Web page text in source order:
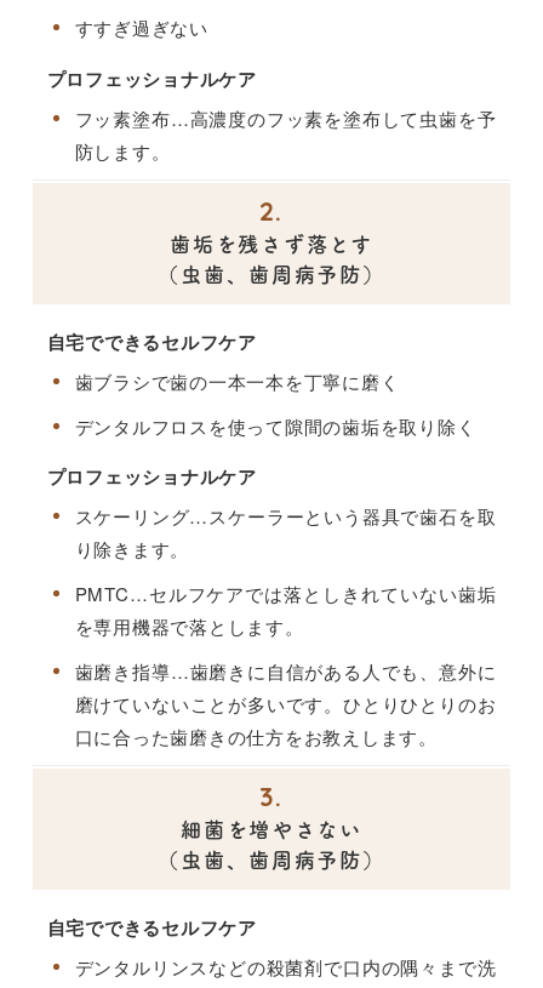
すすぎ過ぎない
プロフェッショナルケア
フッ素塗布…高濃度のフッ素を塗布して虫歯を予
防します。
2.
歯垢を残さず落とす
（虫歯、歯周病予防）
自宅でできるセルフケア
歯ブラシで歯の一本一本を丁寧に磨く
デンタルフロスを使って隙間の歯垢を取り除く
プロフェッショナルケア
スケーリング…スケーラーという器具で歯石を取
り除きます。
PMTC…セルフケアでは落としきれていない歯垢
を専用機器で落とします。
歯磨き指導…歯磨きに自信がある人でも、意外に
磨けていないことが多いです。ひとりひとりのお
口に合った歯磨きの仕方をお教えします。
3.
細菌を増やさない
（虫歯、歯周病予防）
自宅でできるセルフケア
デンタルリンスなどの殺菌剤で口内の隅々まで洗